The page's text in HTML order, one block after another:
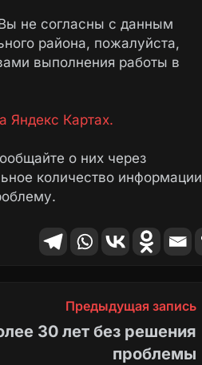
не согласны с данным
района, пожалуйста,
выполнения работы в
Яндекс Картах.
о них через
количество информации
Предыдущая запись
30 лет без решения
проблемы